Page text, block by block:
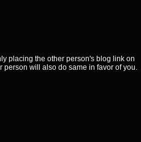
placing the other person's blog link on
will also do same in favor of you.